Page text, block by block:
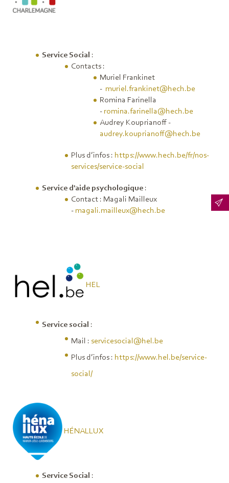
Service Social :
Contacts :
Muriel Frankinet
- muriel.frankinet@hech.be
Romina Farinella
- romina.farinella@hech.be
Audrey Kouprianoff -
audrey.kouprianoff@hech.be
Plus d’infos : https://www.hech.be/fr/nos-
services/service-social
Service d'aide psychologique:
Contact : Magali Mailleux
- magali.mailleux@hech.be
HEL
Service social :
Mail : servicesocial@hel.be
Plus d’infos : https://www.hel.be/service-
social/
HÉNALLUX
Service Social :